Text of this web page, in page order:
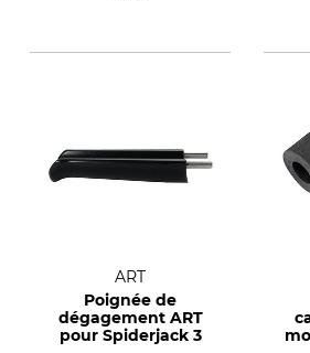
ART
Poignée de
dégagement ART
pour Spiderjack 3